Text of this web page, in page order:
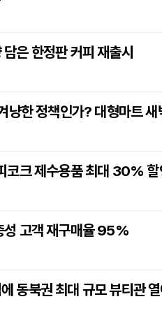
은 한정판 커피 재출시
냥한 정책인가? 대형마트
코크 제수용품 최대 30% 할
성 고객 재구매율 95%
동북권 최대 규모 뷰티관